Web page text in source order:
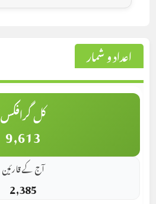
اعداد و شمار
کل گرافکس
9,613
آج کے قارئین
2,385